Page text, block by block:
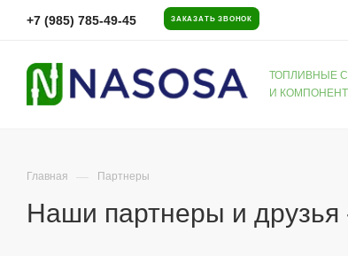
+7 (985) 785-49-45 ЗАКАЗАТЬ ЗВОНОК
ТОПЛИВНЫЕ
И
Главная — Партнеры
Наши партнеры и